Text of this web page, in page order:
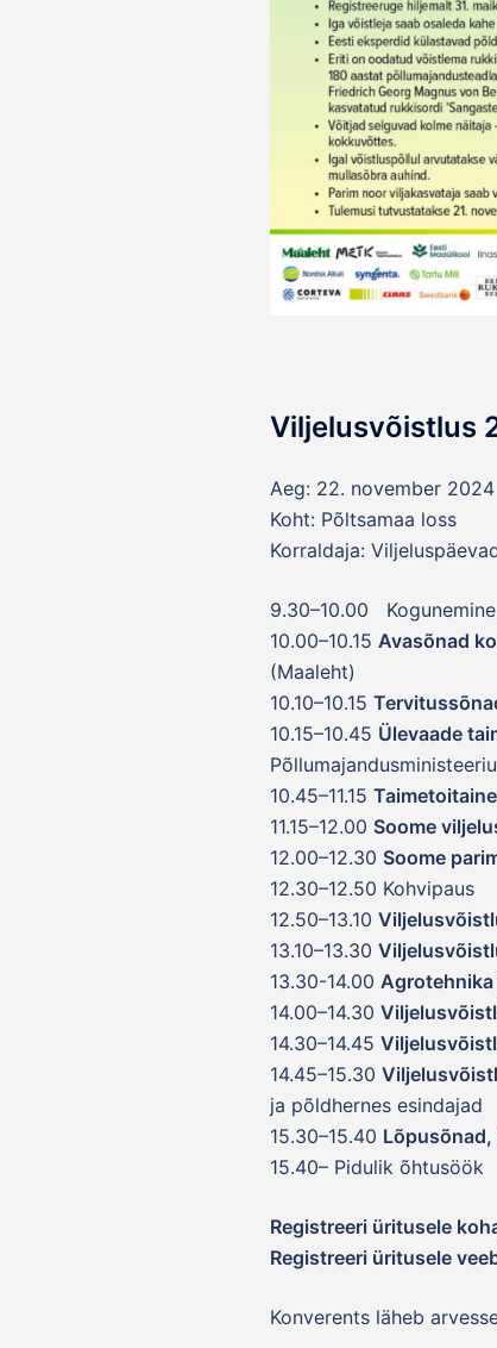
Viljelusvõistlus
Aeg: 22. november 2024
Koht: Põltsamaa loss
Korraldaja:
9.30–10.00
10.00–10.15 Avasõnad
(Maaleht)
10.10–10.15
10.15–10.45 Ülevaade
10.45–11.15
11.15–12.00 Soome
12.00–12.30 Soome
12.30–12.50 Kohvipaus
12.50–13.10
13.10–13.30
13.30-14.00
14.00–14.30
14.30–14.45
14.45–15.30
ja põldhernes esindajad
15.30–15.40
15.40– Pidulik õhtusöök
Registreeri üritusele
Registreeri üritusele
Konverents läheb